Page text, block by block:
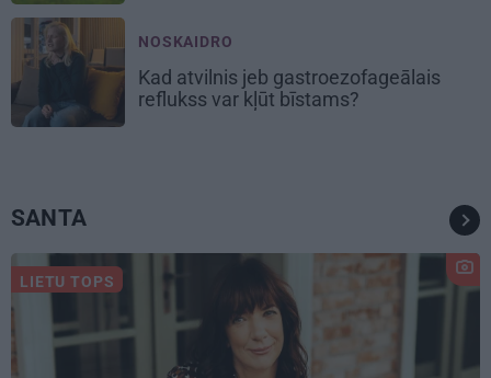
NOSKAIDRO
Kad atvilnis jeb gastroezofageālais
reflukss var kļūt bīstams?
SANTA
LIETU TOPS